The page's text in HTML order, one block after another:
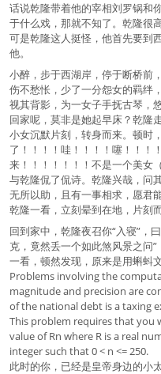
话说乾隆带着他的宰相刘罗锅和
于什么戏，那就不知了。乾隆很
可是乾隆这人挺怪，他首先要到
他。
小醉，步于西湖岸，停于断桥前
伤不愁怅，少了一分怨女的羁绊
视其背影，为一女子手抚古琴，
回家呢，莫非是她起早床？乾隆
小女沉默片刻，转身而来。顿时
了！！！！哇！！！！噻！！！
来！！！！！！！不是一个美女
与乾隆侃了侃诗。乾隆兴哉，问
无所以助，且有一事相求，愿君
乾隆一看，立刻晕到在地，片刻
回到家中，乾隆夜召你“入寝”，
克，竟然丢一个如此煞风景之问
一看，顿然发现，原来是用蝌蚪
Problems involving the
magnitude and precision are
of the national debt is a taxing
This problem requires that you
value of Rn where R is a real
integer such that 0 < n <= 250.
此时的你，已经是皇帝身边的小